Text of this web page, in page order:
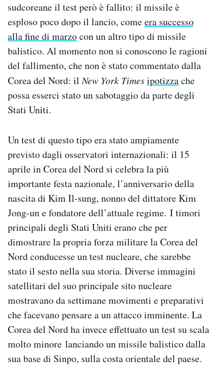
AREA PERSONALE
Area Personale
Regala il Post
Hai bisogno di aiuto?
Esci
sudcoreane il test però è fallito: il missile è
esploso poco dopo il lancio, comeera successo
alla fine di marzocon un altro tipo di missile
balistico. Al momento non si conoscono le ragioni
del fallimento, che non è stato commentato dalla
Corea del Nord: ilNew York Timesipotizzache
possa esserci stato un sabotaggio da parte degli
Stati Uniti.
Un test di questo tipo era stato ampiamente
previsto dagli osservatori internazionali: il 15
aprile in Corea del Nord si celebra la più
importante festa nazionale, l’anniversario della
nascita di Kim Il-sung, nonno del dittatore Kim
Jong-un e fondatore dell’attuale regime. I timori
principali degli Stati Uniti erano che per
dimostrare la propria forza militare la Corea del
Nord conducesse un test nucleare, che sarebbe
stato il sesto nella sua storia. Diverse immagini
satellitari del suo principale sito nucleare
mostravano da settimane movimenti e preparativi
che facevano pensare a un attacco imminente. La
Corea del Nord ha invece effettuato un test su scala
molto minore lanciando un missile balistico dalla
sua base di Sinpo, sulla costa orientale del paese.